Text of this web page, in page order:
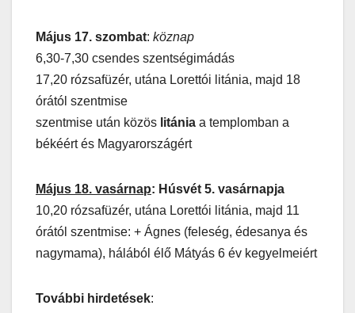
Május 17. szombat: köznap
6,30-7,30 csendes szentségimádás
17,20 rózsafüzér, utána Lorettói litánia, majd 18
órától szentmise
szentmise után közös litánia a templomban a
békéért és Magyarországért
Május 18. vasárnap: Húsvét 5. vasárnapja
10,20 rózsafüzér, utána Lorettói litánia, majd 11
órától szentmise: + Ágnes (feleség, édesanya és
nagymama), hálából élő Mátyás 6 év kegyelmeiért
További hirdetések: